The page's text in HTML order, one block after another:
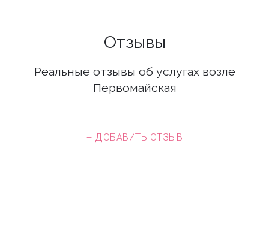
Отзывы
Реальные отзывы об услугах возле
Первомайская
+ ДОБАВИТЬ ОТЗЫВ